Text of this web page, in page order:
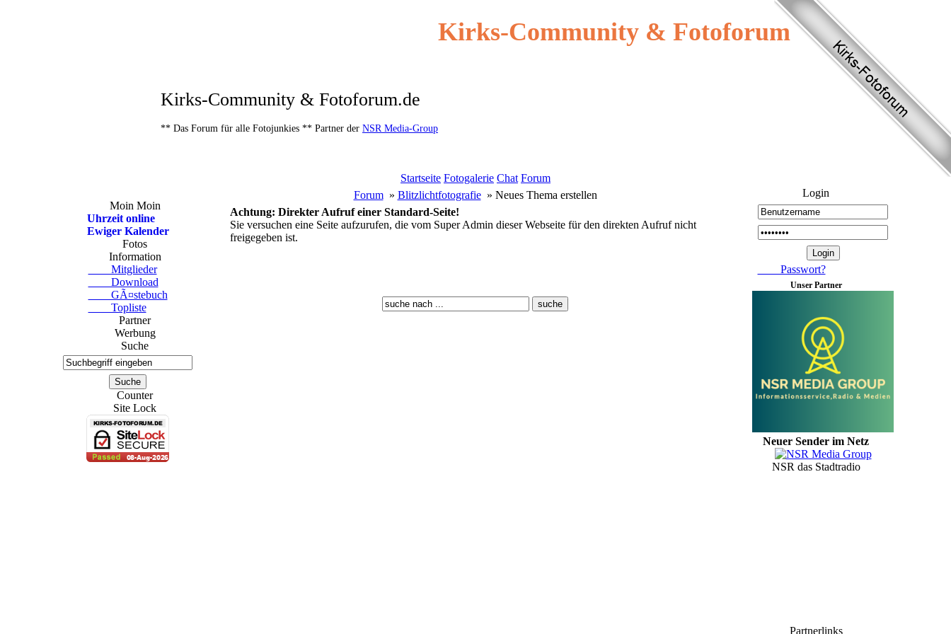
Kirks-Community & Fotoforum.de
** Das Forum für alle Fotojunkies ** Partner der NSR Media-Group
Kirks-Community & Fotoforum
Startseite Fotogalerie Chat Forum
Moin Moin
Uhrzeit online
Ewiger Kalender
Fotos
Information
Mitglieder
Download
GÃ¤stebuch
Topliste
Partner
Werbung
Suche
Counter
Site Lock
Forum» Blitzlichtfotografie» Neues Thema erstellen
Achtung: Direkter Aufruf einer Standard-Seite!
Sie versuchen eine Seite aufzurufen, die vom Super Admin dieser Webseite für den direkten Aufruf nicht
freigegeben ist.
Login
Passwort?
Unser Partner
Neuer Sender im Netz
NSR das Stadtradio
Partnerlinks